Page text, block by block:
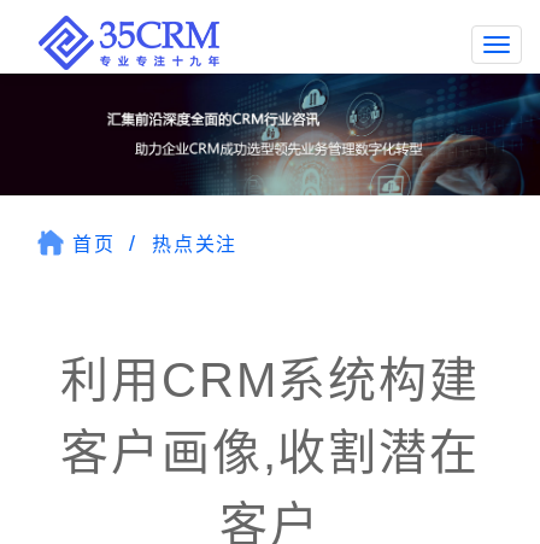
首页 热点关注
利用CRM系统构建
客户画像,收割潜在
客户